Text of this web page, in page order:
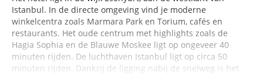
Istanbul. In de directe omgeving vind je moderne
winkelcentra zoals Marmara Park en Torium, cafés en
restaurants. Het oude centrum met highlights zoals de
Hagia Sophia en de Blauwe Moskee ligt op ongeveer 40
minuten rijden. De luchthaven Istanbul ligt op circa 50
minuten rijden. Dankzij de ligging nabij de snelweg is het